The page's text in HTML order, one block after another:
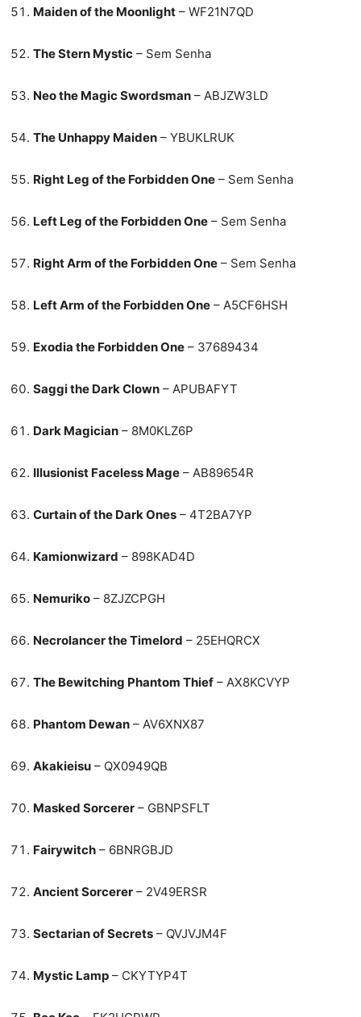
Maiden of the Moonlight – WF21N7QD
The Stern Mystic – Sem Senha
Neo the Magic Swordsman – ABJZW3LD
The Unhappy Maiden – YBUKLRUK
Right Leg of the Forbidden One – Sem Senha
Left Leg of the Forbidden One – Sem Senha
Right Arm of the Forbidden One – Sem Senha
Left Arm of the Forbidden One – A5CF6HSH
Exodia the Forbidden One – 37689434
Saggi the Dark Clown – APUBAFYT
Dark Magician – 8M0KLZ6P
Illusionist Faceless Mage – AB89654R
Curtain of the Dark Ones – 4T2BA7YP
Kamionwizard – 898KAD4D
Nemuriko – 8ZJZCPGH
Necrolancer the Timelord – 25EHQRCX
The Bewitching Phantom Thief – AX8KCVYP
Phantom Dewan – AV6XNX87
Akakieisu – QX0949QB
Masked Sorcerer – GBNPSFLT
Fairywitch – 6BNRGBJD
Ancient Sorcerer – 2V49ERSR
Sectarian of Secrets – QVJVJM4F
Mystic Lamp – CKYTYP4T